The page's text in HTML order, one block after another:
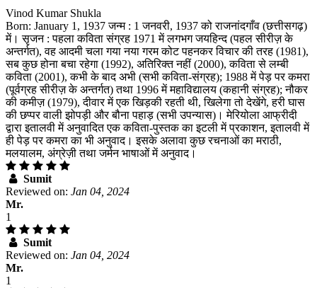
Vinod Kumar Shukla
Born: January 1, 1937 जन्म : 1 जनवरी, 1937 को राजनांदगाँव (छत्तीसगढ़)
में। सृजन : पहला कविता संग्रह 1971 में लगभग जयहिन्द (पहल सीरीज़ के
अन्तर्गत), वह आदमी चला गया नया गरम कोट पहनकर विचार की तरह (1981),
सब कुछ होना बचा रहेगा (1992), अतिरिक्त नहीं (2000), कविता से लम्बी
कविता (2001), कभी के बाद अभी (सभी कविता-संग्रह); 1988 में पेड़ पर कमरा
(पूर्वग्रह सीरीज़ के अन्तर्गत) तथा 1996 में महाविद्यालय (कहानी संग्रह); नौकर
की कमीज़ (1979), दीवार में एक खिड़की रहती थी, खिलेगा तो देखेंगे, हरी घास
की छप्पर वाली झोपड़ी और बौना पहाड़ (सभी उपन्यास)। मेरियोला आफ्रीदी
द्वारा इतालवी में अनुवादित एक कविता-पुस्तक का इटली में प्रकाशन, इतालवी में
ही पेड़ पर कमरा का भी अनुवाद। इसके अलावा कुछ रचनाओं का मराठी,
मलयालम, अंग्रेज़ी तथा जर्मन भाषाओं में अनुवाद।
Sumit
Reviewed on: Jan 04, 2024
Mr.
1
Sumit
Reviewed on: Jan 04, 2024
Mr.
1